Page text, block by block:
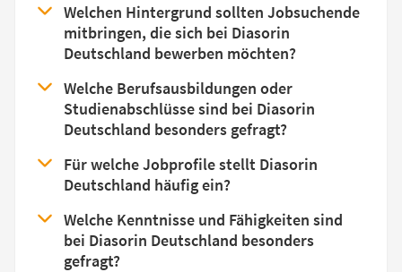
Welchen Hintergrund sollten Jobsuchende
mitbringen, die sich bei Diasorin
Deutschland bewerben möchten?
Welche Berufsausbildungen oder
Studienabschlüsse sind bei Diasorin
Deutschland besonders gefragt?
Für welche Jobprofile stellt Diasorin
Deutschland häufig ein?
Welche Kenntnisse und Fähigkeiten sind
bei Diasorin Deutschland besonders
gefragt?